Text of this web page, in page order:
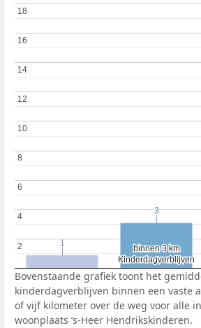
Kinderdagverblijven
Kinderdagverblijven
binnen 3 km
binnen 3 km
2
2
4
4
6
6
8
8
10
10
12
12
14
14
16
16
18
18
1
1
3
3
Bovenstaande grafiek toont het
kinderdagverblijven binnen een vaste
of vijf kilometer over de weg voor alle
woonplaats ’s-Heer Hendrikskinderen.